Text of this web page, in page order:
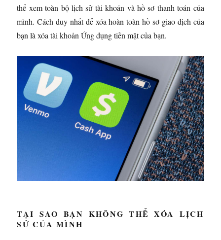
thể xem toàn bộ lịch sử tài khoản và hồ sơ thanh toán của
mình. Cách duy nhất để xóa hoàn toàn hồ sơ giao dịch của
bạn là xóa tài khoản Ứng dụng tiền mặt của bạn.
TẠI SAO BẠN KHÔNG THỂ XÓA LỊCH
SỬ CỦA MÌNH